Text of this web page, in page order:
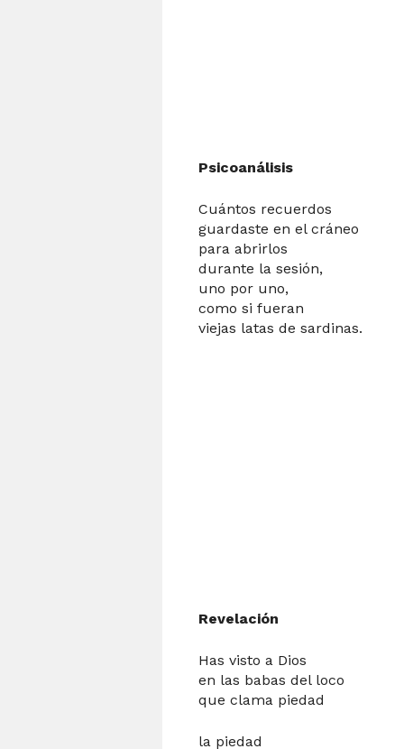
Psicoanálisis
Cuántos recuerdos
guardaste en el cráneo
para abrirlos
durante la sesión,
uno por uno,
como si fueran
viejas latas de sardinas.
Revelación
Has visto a Dios
en las babas del loco
que clama piedad
la piedad